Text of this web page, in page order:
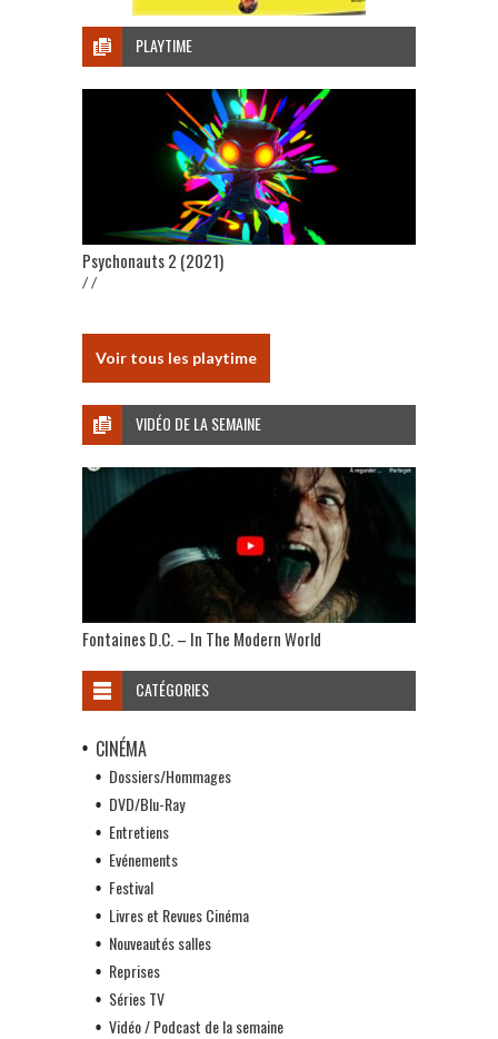
PLAYTIME
Psychonauts 2 (2021)
/ /
Voir tous les playtime
VIDÉO DE LA SEMAINE
Fontaines D.C. – In The Modern World
CATÉGORIES
CINÉMA
Dossiers/Hommages
DVD/Blu-Ray
Entretiens
Evénements
Festival
Livres et Revues Cinéma
Nouveautés salles
Reprises
Séries TV
Vidéo / Podcast de la semaine